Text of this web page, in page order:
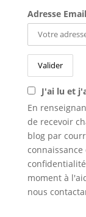
Adresse
J'ai lu et
En
de recevoir
blog par
moment à
nous